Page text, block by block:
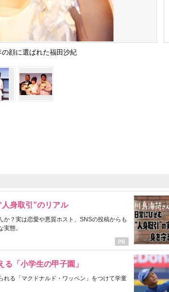
の顔に選ばれた福田沙紀
身取引”のリアル
か？実は恋愛や悪質ホスト、SNSの投稿からも
態。
「小学生の甲子園」
れる「マクドナルド・ワッペン」をつけて学童